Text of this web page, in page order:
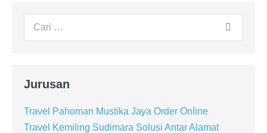
Jurusan
Travel Pahoman Mustika Jaya Order Online
Travel Kemiling Sudimara Solusi Antar Alamat